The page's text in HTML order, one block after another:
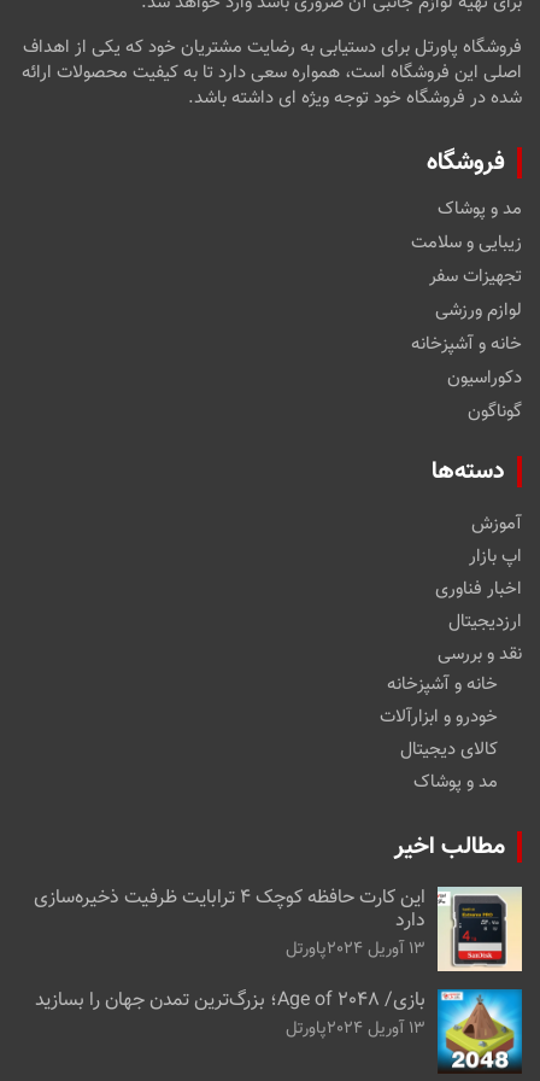
فروشگاه پاورتل برای دستیابی به رضایت مشتریان خود که یکی از اهداف
اصلی این فروشگاه است، همواره سعی دارد تا به کیفیت محصولات ارائه
شده در فروشگاه خود توجه ویژه ای داشته باشد.
فروشگاه
مد و پوشاک
زیبایی و سلامت
تجهیزات سفر
لوازم ورزشی
خانه و آشپزخانه
دکوراسیون
گوناگون
دسته‌ها
آموزش
اپ بازار
اخبار فناوری
ارزدیجیتال
نقد و بررسی
خانه و آشپزخانه
خودرو و ابزارآلات
کالای دیجیتال
مد و پوشاک
مطالب اخیر
این کارت حافظه کوچک ۴ ترابایت ظرفیت ذخیره‌سازی
دارد
13 آوریل 2024 پاورتل
بازی/ Age of 2048؛ بزرگ‌ترین تمدن جهان را بسازید
13 آوریل 2024 پاورتل